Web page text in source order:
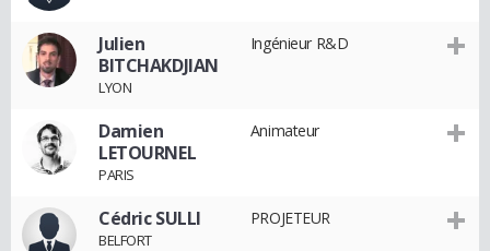
Julien
BITCHAKDJIAN
LYON
Ingénieur R&D
Damien
LETOURNEL
PARIS
Animateur
Cédric SULLI
BELFORT
PROJETEUR